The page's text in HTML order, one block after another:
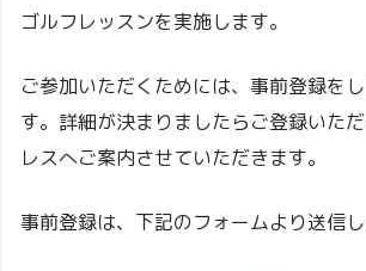
ゴルフレッスンを実施します。
ご参加いただくためには、事前登録を
す。詳細が決まりましたらご登録いた
レスへご案内させていただきます。
事前登録は、下記のフォームより送信し